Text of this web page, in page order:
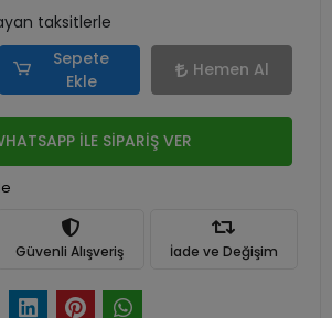
taksitlerle
Sepete
Ekle
Hemen Al
İLE SİPARİŞ VER
Güvenli Alışveriş İade ve Değişim